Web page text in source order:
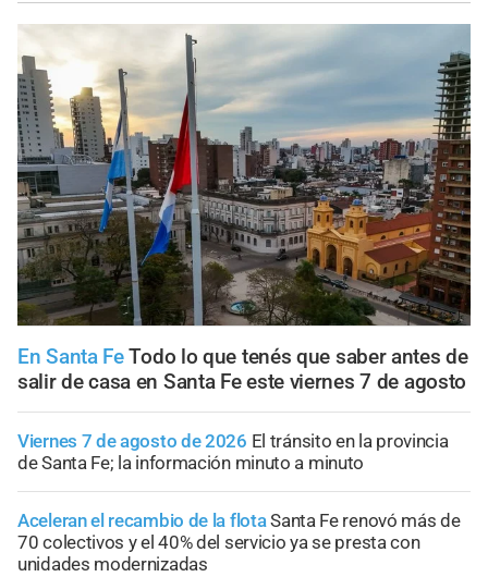
En Santa FeTodo lo que tenés que saber antes de
salir de casa en Santa Fe este viernes 7 de agosto
Viernes 7 de agosto de 2026 El tránsito en la provincia
de Santa Fe; la información minuto a minuto
Aceleran el recambio de la flotaSanta Fe renovó más de
70 colectivos y el 40% del servicio ya se presta con
unidades modernizadas